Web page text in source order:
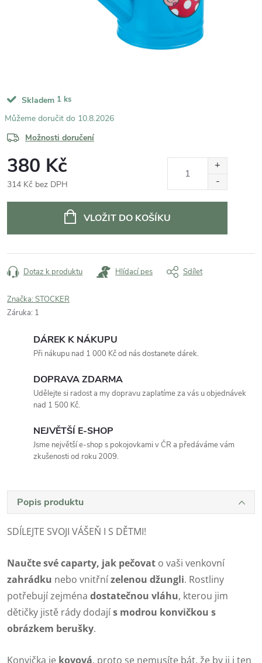
Skladem 1 ks
10.8.2026
Možnosti doručení
380 Kč
314 Kč bez DPH
VLOŽIT DO KOŠÍKU
Dotaz k produktu Hlídací pes Sdílet
Značka: STOCKER
Záruka: 1
DÁREK K NÁKUPU
Při nákupu nad 1 000 Kč od nás dostanete dárek.
DOPRAVA ZDARMA
Udělejte si radost a my dopravu zaplatíme za vás u objednávek
nad 1 500 Kč.
NEJVĚTŠÍ E-SHOP
Jsme největší e-shop s pokojovkami v ČR a předáváme vám
zkušenosti od roku 2009.
Popis produktu
SDÍLEJTE SVOJI VÁŠEŇ I S DĚTMI!
Naučte své caparty, jak pečovat o vaši venkovní
zahrádku nebo vnitřnízelenou džungli. Rostliny
potřebují zejména dostatečnou vláhu, kterou jim
dětičky jistě rády dodajís modrou konvičkou s
obrázkem berušky.
Konvička je kovová, proto se nemusíte bát, že by ji i ten